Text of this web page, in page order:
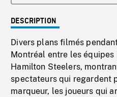
DESCRIPTION
Divers plans filmés
Montréal entre les
Hamilton Steelers,
spectateurs qui regardent
marqueur, les joueurs qui